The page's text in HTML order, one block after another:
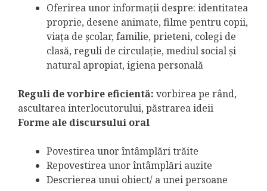
Oferirea unor informaţii despre: identitatea
proprie, desene animate, filme pentru copii,
viaţa de şcolar, familie, prieteni, colegi de
clasă, reguli de circulaţie, mediul social şi
natural apropiat, igiena personală
Reguli de vorbire eficientă: vorbirea pe rând,
ascultarea interlocutorului, păstrarea ideii
Forme ale discursului oral
Povestirea unor întâmplări trăite
Repovestirea unor întâmplări auzite
Descrierea unui obiect/ a unei persoane